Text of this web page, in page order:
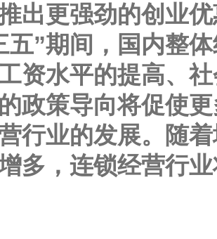
出更强劲的创业
五”期间，国内整
资水平的提高、
政策导向将促使
行业的发展。随
多，连锁经营行